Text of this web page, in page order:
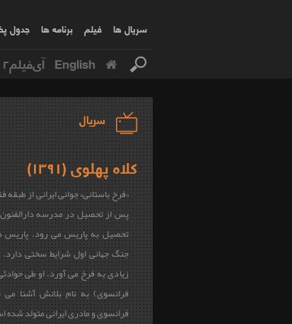
سریال ها فیلم برنامه ها جدول
English آی‌فیلم۲
سریال
کلاه پهلوی (۱۳۹۱)
«فرخ باستانی» جوانی ایرانی از
پس از تحصیل در مدرسه دارالفنون
تحصیل به پاریس می رود. پاریس
جنگ جهانی اول شرایط سختی
زیادی به فرخ می آورد. او طی
فرانسوی) به نام بلانش آشنا
فرانسوی و مادری ایرانی متولد